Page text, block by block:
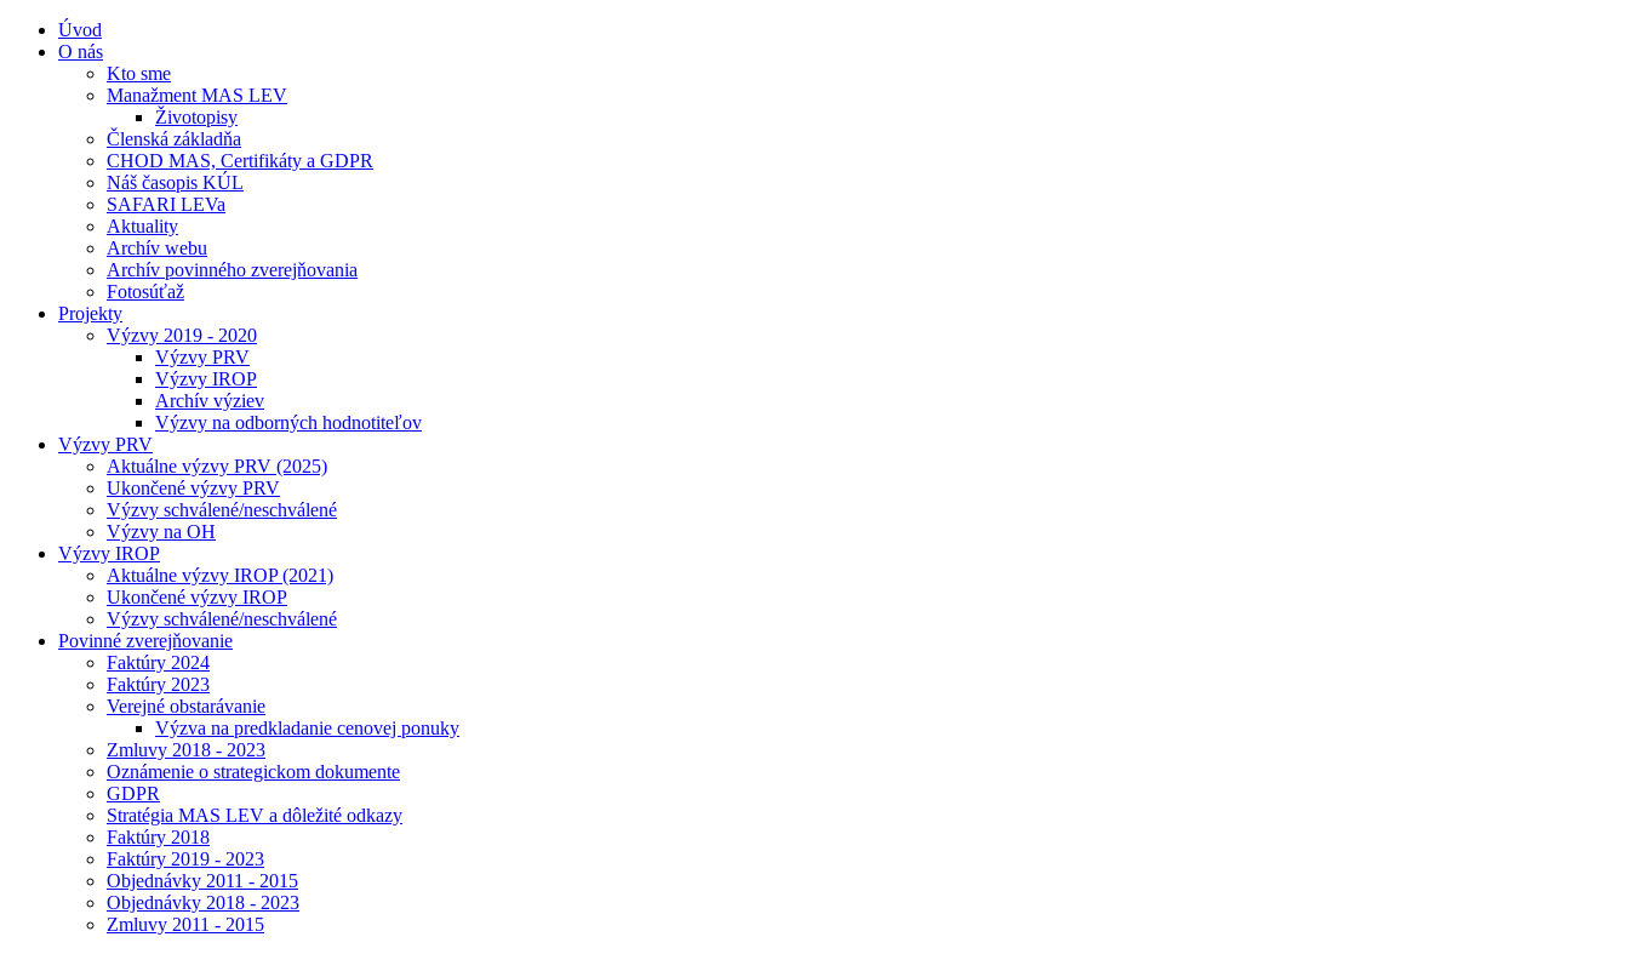
Úvod
O nás
Kto sme
Manažment MAS LEV
Životopisy
Členská základňa
CHOD MAS, Certifikáty a GDPR
Náš časopis KÚL
SAFARI LEVa
Aktuality
Archív webu
Archív povinného zverejňovania
Fotosúťaž
Projekty
Výzvy 2019 - 2020
Výzvy PRV
Výzvy IROP
Archív výziev
Výzvy na odborných hodnotiteľov
Výzvy PRV
Aktuálne výzvy PRV (2025)
Ukončené výzvy PRV
Výzvy schválené/neschválené
Výzvy na OH
Výzvy IROP
Aktuálne výzvy IROP (2021)
Ukončené výzvy IROP
Výzvy schválené/neschválené
Povinné zverejňovanie
Faktúry 2024
Faktúry 2023
Verejné obstarávanie
Výzva na predkladanie cenovej ponuky
Zmluvy 2018 - 2023
Oznámenie o strategickom dokumente
GDPR
Stratégia MAS LEV a dôležité odkazy
Faktúry 2018
Faktúry 2019 - 2023
Objednávky 2011 - 2015
Objednávky 2018 - 2023
Zmluvy 2011 - 2015